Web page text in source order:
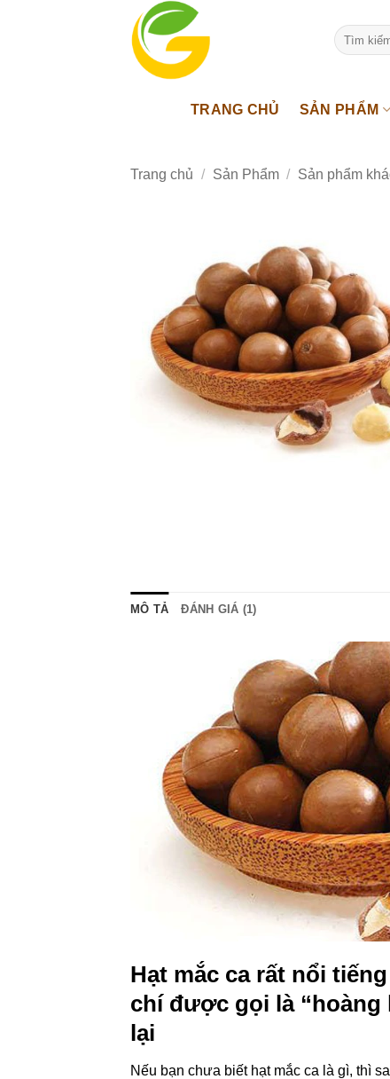
Tìm
kiếm:
TRANG CHỦ SẢN PHẨM
Trang chủ / Sản Phẩm / Sản phẩm
MÔ TẢ ĐÁNH GIÁ (1)
Hạt mắc ca rất nổi
chí được gọi là “hoàng
lại
Nếu bạn chưa biết hạt mắc ca là gì, thì